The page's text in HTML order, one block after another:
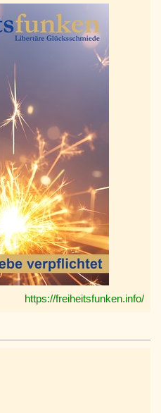
https://freiheitsfunken.info/